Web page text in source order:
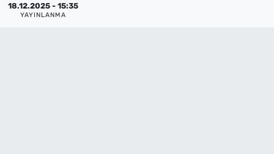
18.12.2025 - 15:35
YAYINLANMA
YAŞAM
Haber Arşivi